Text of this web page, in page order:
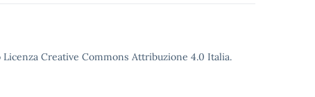
Creative Commons Attribuzione 4.0 Italia.